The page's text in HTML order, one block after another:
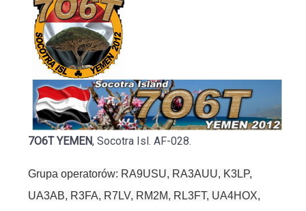
7O6T YEMEN, Socotra Isl. AF-028.
Grupa operatorów: RA9USU, RA3AUU, K3LP,
UA3AB, R3FA, R7LV, RM2M, RL3FT, UA4HOX,